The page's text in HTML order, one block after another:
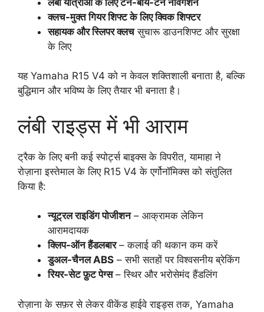
क्लच-मुक्त गियर शिफ्ट के लिए क्विक शिफ्टर
सहायक और स्लिपर क्लचसुचारू डाउनशिफ्ट और सुरक्षा
के लिए
यह Yamaha R15 V4 को न केवल शक्तिशाली बनाता है, बल्कि
बुद्धिमान और भविष्य के लिए तैयार भी बनाता है।
लंबी राइड्स में भी आराम
ट्रैक के लिए बनी कई स्पोर्ट्स बाइक्स के विपरीत, यामाहा ने
रोज़ाना इस्तेमाल के लिए R15 V4 के एर्गोनॉमिक्स को संतुलित
किया है:
न्यूट्रल राइडिंग पोजीशन– आक्रामक लेकिन
आरामदायक
क्लिप-ऑन हैंडलबार– कलाई की थकान कम करें
डुअल-चैनल ABS – सभी सतहों पर विश्वसनीय ब्रेकिंग
रियर-सेट फ़ुट पेग्स– स्थिर और भरोसेमंद हैंडलिंग
रोज़ाना के सफ़र से लेकर वीकेंड हाईवे राइड्स तक, Yamaha